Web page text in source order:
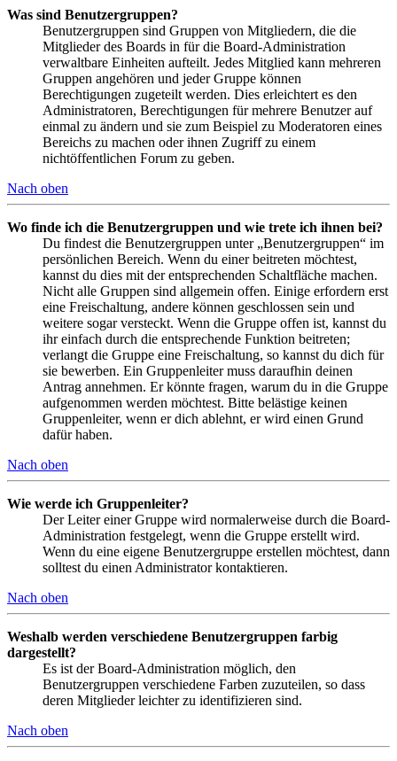
Was sind Benutzergruppen?
Benutzergruppen sind Gruppen von Mitgliedern, die die
Mitglieder des Boards in für die Board-Administration
verwaltbare Einheiten aufteilt. Jedes Mitglied kann mehreren
Gruppen angehören und jeder Gruppe können
Berechtigungen zugeteilt werden. Dies erleichtert es den
Administratoren, Berechtigungen für mehrere Benutzer auf
einmal zu ändern und sie zum Beispiel zu Moderatoren eines
Bereichs zu machen oder ihnen Zugriff zu einem
nichtöffentlichen Forum zu geben.
Nach oben
Wo finde ich die Benutzergruppen und wie trete ich ihnen bei?
Du findest die Benutzergruppen unter „Benutzergruppen“ im
persönlichen Bereich. Wenn du einer beitreten möchtest,
kannst du dies mit der entsprechenden Schaltfläche machen.
Nicht alle Gruppen sind allgemein offen. Einige erfordern erst
eine Freischaltung, andere können geschlossen sein und
weitere sogar versteckt. Wenn die Gruppe offen ist, kannst du
ihr einfach durch die entsprechende Funktion beitreten;
verlangt die Gruppe eine Freischaltung, so kannst du dich für
sie bewerben. Ein Gruppenleiter muss daraufhin deinen
Antrag annehmen. Er könnte fragen, warum du in die Gruppe
aufgenommen werden möchtest. Bitte belästige keinen
Gruppenleiter, wenn er dich ablehnt, er wird einen Grund
dafür haben.
Nach oben
Wie werde ich Gruppenleiter?
Der Leiter einer Gruppe wird normalerweise durch die Board-
Administration festgelegt, wenn die Gruppe erstellt wird.
Wenn du eine eigene Benutzergruppe erstellen möchtest, dann
solltest du einen Administrator kontaktieren.
Nach oben
Weshalb werden verschiedene Benutzergruppen farbig
dargestellt?
Es ist der Board-Administration möglich, den
Benutzergruppen verschiedene Farben zuzuteilen, so dass
deren Mitglieder leichter zu identifizieren sind.
Nach oben